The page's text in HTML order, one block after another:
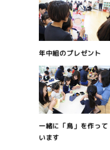
年中組のプレゼント
一緒に「鳥」を作って
います